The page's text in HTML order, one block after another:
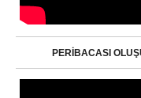
PERİBACASI